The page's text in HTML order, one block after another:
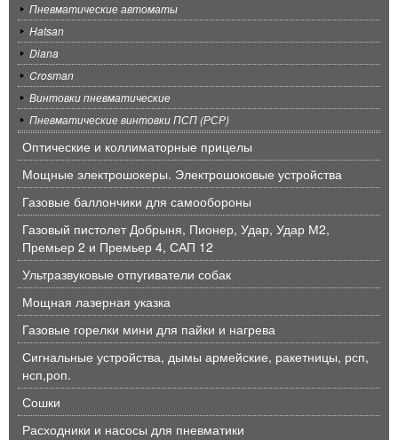
Пневматические автоматы
Hatsan
Diana
Crosman
Винтовки пневматические
Пневматические винтовки ПСП (РСР)
Оптические и коллиматорные прицелы
Мощные электрошокеры. Электрошоковые устройства
Газовые баллончики для самообороны
Газовый пистолет Добрыня, Пионер, Удар, Удар М2,
Премьер 2 и Премьер 4, САП 12
Ультразвуковые отпугиватели собак
Мощная лазерная указка
Газовые горелки мини для пайки и нагрева
Сигнальные устройства, дымы армейские, ракетницы, рсп,
нсп,роп.
Сошки
Расходники и насосы для пневматики